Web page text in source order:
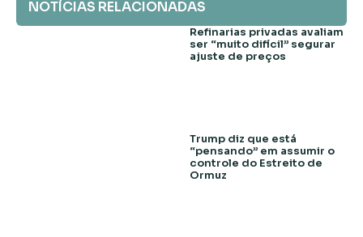
NOTÍCIAS RELACIONADAS
Refinarias privadas avaliam
ser “muito difícil” segurar
ajuste de preços
Trump diz que está
“pensando” em assumir o
controle do Estreito de
Ormuz